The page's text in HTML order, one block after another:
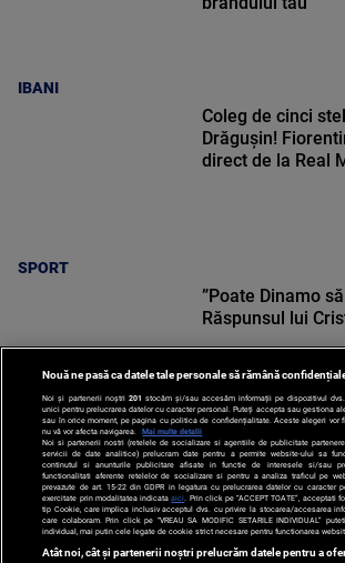
IBANI
SPORT
Coleg de cinci
Drăgușin!
direct de la Real
SPORT
”Poate Dinamo
Răspunsul lui
Nouă ne pasă ca datele tale personale să rămână
Noi și partenerii noștri 201 stocăm și/sau accesăm informații pe dispozitivul
unici pentru prelucrarea datelor cu caracter personal. Puteți accepta sau gestiona
sau în orice moment, pe pagina cu politica de confidențialitate. Aceste alegeri vor
nu vă vor afecta navigarea.
Mai multe detalii
Noi si partenerii nostri (retelele de socializare si agentiile de publicitate
servicii de date analitice) prelucram date pentru a permite website-ului sa
continutul si anunturile publicitare afisate in functie de interesele si/sau
functionalitati aferente retelelor de socializare si pentru a analiza traficul pe
prevazute de art. 15-22 din GDPR in legatura cu prelucrarea datelor cu caracter
exercitate prin modalitatea indicataaici . Prin click pe “ACCEPT TOATE”, acceptati
tip Cookie, care implica inclusiv acceptul dvs. cu privire la stocarea/accesarea
care colaboram. Prin click pe “VREAU SA MODIFIC SETARILE INDIVIDUAL”
individual, mai putin cele legate de cookie strict necesare pentru functionarea
Atât noi, cât și partenerii noștri prelucrăm datele pentru a